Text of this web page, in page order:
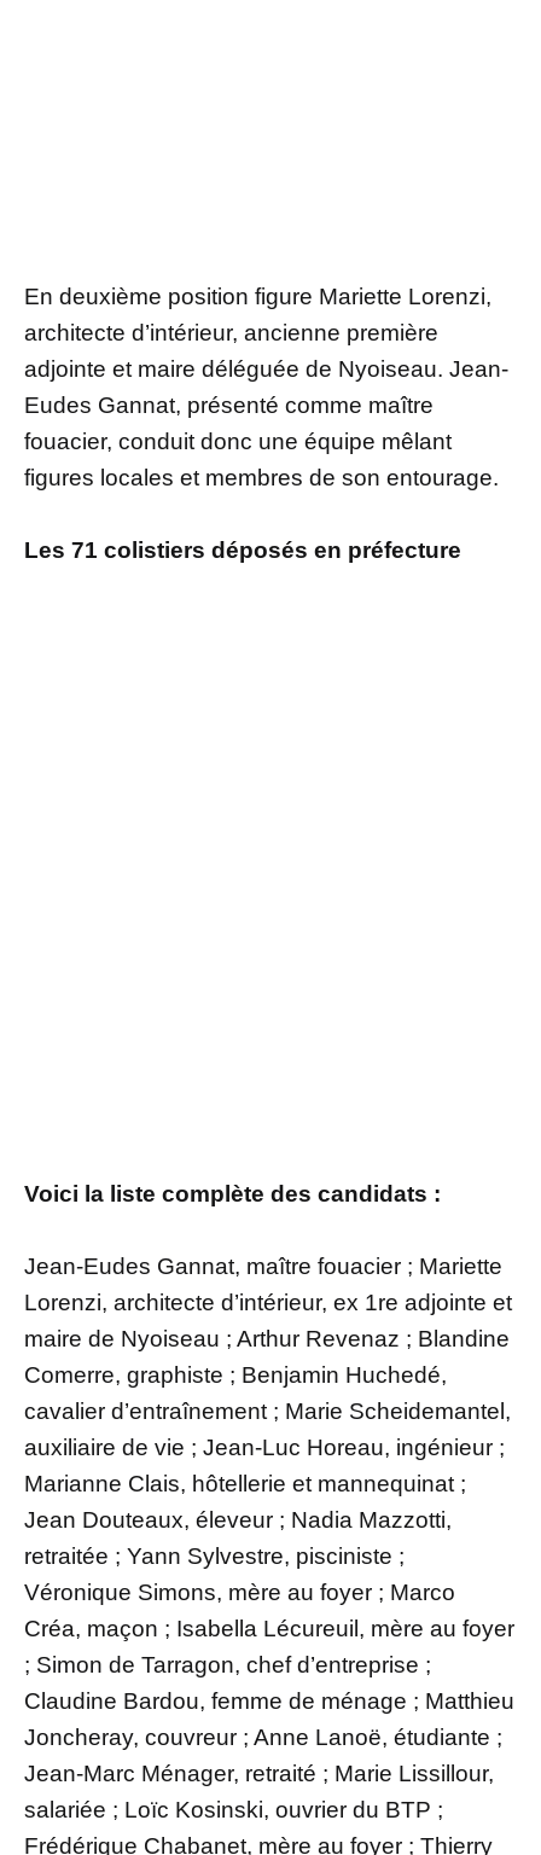
En deuxième position figure Mariette Lorenzi,
architecte d’intérieur, ancienne première
adjointe et maire déléguée de Nyoiseau. Jean-
Eudes Gannat, présenté comme maître
fouacier, conduit donc une équipe mêlant
figures locales et membres de son entourage.
Les 71 colistiers déposés en préfecture
Voici la liste complète des candidats :
Jean-Eudes Gannat, maître fouacier ; Mariette
Lorenzi, architecte d’intérieur, ex 1re adjointe et
maire de Nyoiseau ; Arthur Revenaz ; Blandine
Comerre, graphiste ; Benjamin Huchedé,
cavalier d’entraînement ; Marie Scheidemantel,
auxiliaire de vie ; Jean-Luc Horeau, ingénieur ;
Marianne Clais, hôtellerie et mannequinat ;
Jean Douteaux, éleveur ; Nadia Mazzotti,
retraitée ; Yann Sylvestre, pisciniste ;
Véronique Simons, mère au foyer ; Marco
Créa, maçon ; Isabella Lécureuil, mère au foyer
; Simon de Tarragon, chef d’entreprise ;
Claudine Bardou, femme de ménage ; Matthieu
Joncheray, couvreur ; Anne Lanoë, étudiante ;
Jean-Marc Ménager, retraité ; Marie Lissillour,
salariée ; Loïc Kosinski, ouvrier du BTP ;
Frédérique Chabanet, mère au foyer ; Thierry